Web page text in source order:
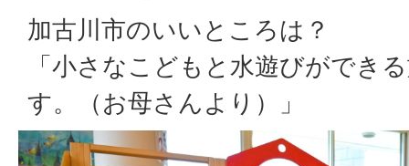
加古川市のいいところは？
「小さなこどもと水遊びができ
す。（お母さんより）」